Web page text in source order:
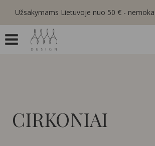
content
Užsakymams Lietuvoje nuo 50 € -
CIRKONIAI